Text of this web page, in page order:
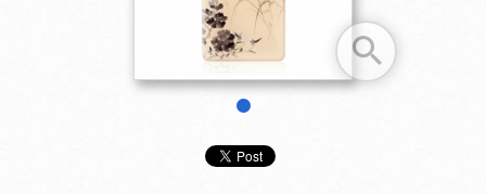
他にも商品を買う